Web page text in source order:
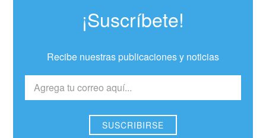
¡Suscríbete!
Recibe nuestras publicaciones y noticias